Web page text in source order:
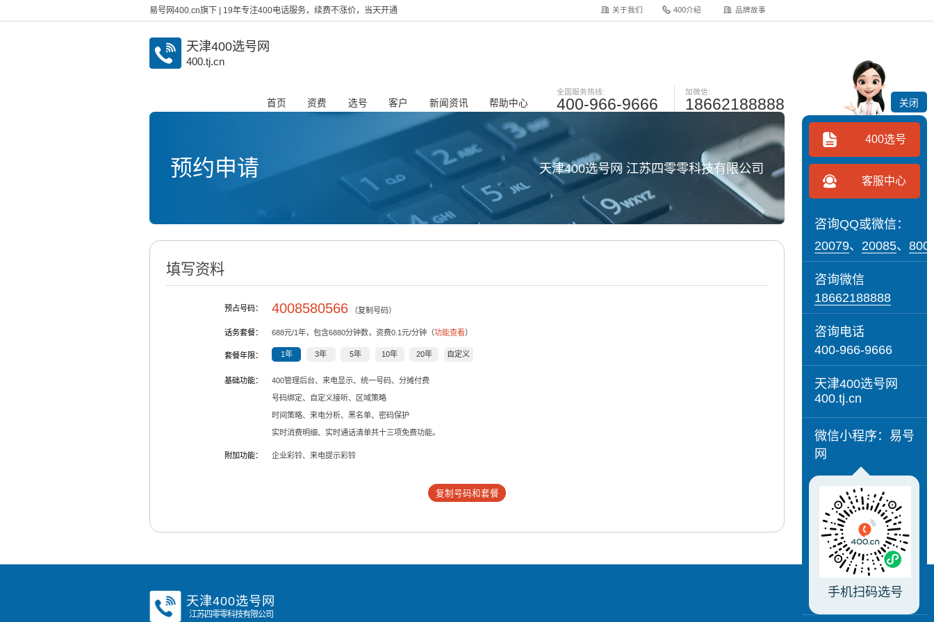
易号网400.cn旗下 | 19年专注400电话服务，续费不涨价，当天开通 关于我们 400介绍 品牌故事
天津400选号网
400.tj.cn
首页 资费 选号 客户 新闻资讯 帮助中心
全国服务热线:
400-966-9666
加微信:
18662188888
预约申请 天津400选号网 江苏四零零科技有限公司
填写资料
预占号码： 4008580566 （复制号码）
话务套餐： 688元/1 年，包含6880分钟数，资费0.1元/分钟（功能查看）
套餐年限： 1年 3年 5年 10年 20年 自定义
基础功能： 400管理后台、来电显示、统一号码、分摊付费
号码绑定、自定义接听、区域策略
时间策略、来电分析、黑名单、密码保护
实时消费明细、实时通话清单共十三项免费功能。
附加功能： 企业彩铃、来电提示彩铃
复制号码和套餐
天津400选号网
江苏四零零科技有限公司
关闭
400选号
客服中心
咨询QQ或微信：
20079、 20085、
咨询微信
18662188888
咨询电话
400-966-9666
天津400选号网
400.tj.cn
微信小程序：易号
网
手机扫码选号